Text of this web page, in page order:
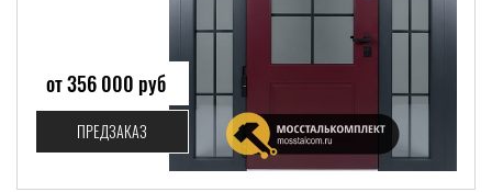
от 58 999 руб
ПРЕДЗАКАЗ